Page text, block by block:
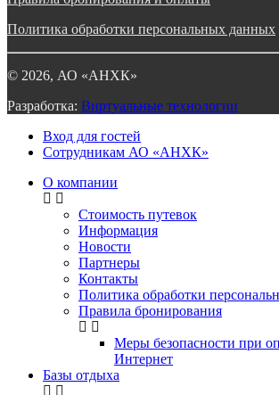
Политика обработки персональных данных
© 2026, АО «АНХК»
Разработка: Виртуальные технологии
Вход для гостей
Сотрудникам АО «АНХК»
О компании
Стоимость путевок
Информация
Новости
Партнеры
Контакты
Политика обработки
Правила бронирования
Меры безопасности при
Интернет
Базы отдыха